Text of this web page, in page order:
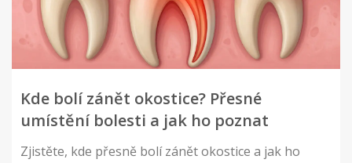
Kde bolí zánět okostice? Přesné
umístění bolesti a jak ho poznat
Zjistěte, kde přesně bolí zánět okostice a jak ho